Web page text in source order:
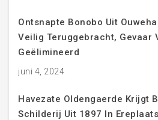
Ontsnapte Bonobo Uit
Veilig Teruggebracht, Gevaar
Geëlimineerd
juni 4, 2024
Havezate Oldengaerde Krijgt
Schilderij Uit 1897 In Ereplaats